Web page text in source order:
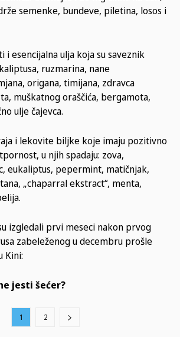
semenke, bundeve, piletina, losos i
i esencijalna ulja koja su saveznik
ruzmarina, nane
origana, timijana, zdravca
muškatnog oraščića, bergamota,
ulje čajevca.
i lekovite biljke koje imaju pozitivno
u njih spadaju: zova,
eukaliptus, pepermint, matičnjak,
„chaparral ekstract“, menta,
izgledali prvi meseci nakon prvog
zabeleženog u decembru prošle
Kini:
jesti šećer?
1 2